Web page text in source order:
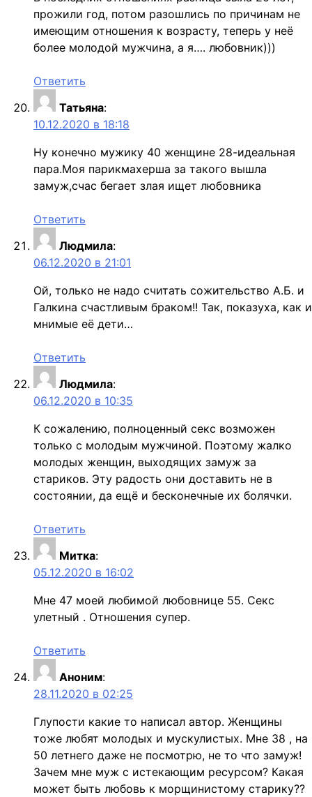
прожили год, потом разошлись по причинам не
имеющим отношения к возрасту, теперь у неё
более молодой мужчина, а я…. любовник)))
Ответить
Татьяна:
10.12.2020 в 18:18
Ну конечно мужику 40 женщине 28-идеальная
пара.Моя парикмахерша за такого вышла
замуж,счас бегает злая ищет любовника
Ответить
Людмила:
06.12.2020 в 21:01
Ой, только не надо считать сожительство А.Б. и
Галкина счастливым браком!! Так, показуха, как и
мнимые её дети…
Ответить
Людмила:
06.12.2020 в 10:35
К сожалению, полноценный секс возможен
только с молодым мужчиной. Поэтому жалко
молодых женщин, выходящих замуж за
стариков. Эту радость они доставить не в
состоянии, да ещё и бесконечные их болячки.
Ответить
Митка:
05.12.2020 в 16:02
Мне 47 моей любимой любовнице 55. Секс
улетный . Отношения супер.
Ответить
Аноним:
28.11.2020 в 02:25
Глупости какие то написал автор. Женщины
тоже любят молодых и мускулистых. Мне 38 , на
50 летнего даже не посмотрю, не то что замуж!
Зачем мне муж с истекающим ресурсом? Какая
может быть любовь к морщинистому старику??